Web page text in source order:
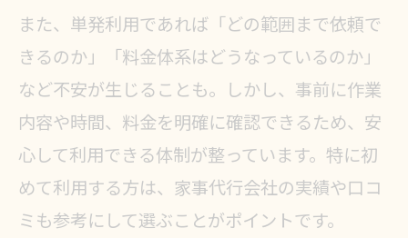
また、単発利用であれば「どの範囲まで依頼で
きるのか」「料金体系はどうなっているのか」
など不安が生じることも。しかし、事前に作業
内容や時間、料金を明確に確認できるため、安
心して利用できる体制が整っています。特に初
めて利用する方は、家事代行会社の実績や口コ
ミも参考にして選ぶことがポイントです。